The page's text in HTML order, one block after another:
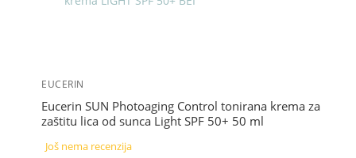
EUCERIN
Eucerin SUN Photoaging Control tonirana krema za
zaštitu lica od sunca Light SPF 50+ 50 ml
Još nema recenzija